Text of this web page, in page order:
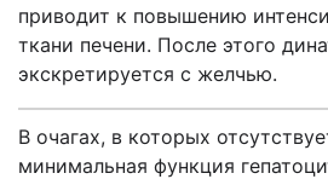
приводит к повышению
ткани печени. После этого
экскретируется с желчью.
В очагах, в которых
минимальная функция